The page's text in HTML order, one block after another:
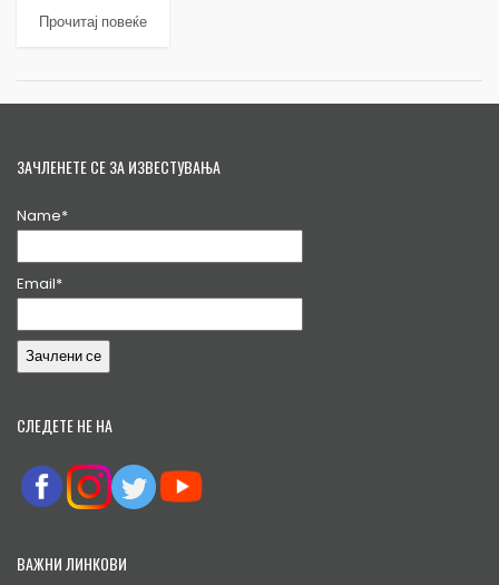
превенција од заразни болести. (more…)
Прочитај повеќе
ЗАЧЛЕНЕТЕ СЕ ЗА ИЗВЕСТУВАЊА
Name*
Email*
СЛЕДЕТЕ НЕ НА
ВАЖНИ ЛИНКОВИ